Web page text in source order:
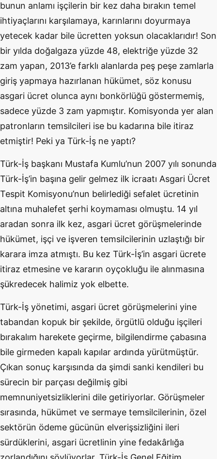
bunun anlamı işçilerin bir kez daha bırakın temel
ihtiyaçlarını karşılamaya, karınlarını doyurmaya
yetecek kadar bile ücretten yoksun olacaklarıdır! Son
bir yılda doğalgaza yüzde 48, elektriğe yüzde 32
zam yapan, 2013’e farklı alanlarda peş peşe zamlarla
giriş yapmaya hazırlanan hükümet, söz konusu
asgari ücret olunca aynı bonkörlüğü göstermemiş,
sadece yüzde 3 zam yapmıştır. Komisyonda yer alan
patronların temsilcileri ise bu kadarına bile itiraz
etmiştir! Peki ya Türk-İş ne yaptı?
Türk-İş başkanı Mustafa Kumlu’nun 2007 yılı sonunda
Türk-İş’in başına gelir gelmez ilk icraatı Asgari Ücret
Tespit Komisyonu’nun belirlediği sefalet ücretinin
altına muhalefet şerhi koymaması olmuştu. 14 yıl
aradan sonra ilk kez, asgari ücret görüşmelerinde
hükümet, işçi ve işveren temsilcilerinin uzlaştığı bir
karara imza atmıştı. Bu kez Türk-İş’in asgari ücrete
itiraz etmesine ve kararın oyçokluğu ile alınmasına
şükredecek halimiz yok elbette.
Türk-İş yönetimi, asgari ücret görüşmelerini yine
tabandan kopuk bir şekilde, örgütlü olduğu işçileri
bırakalım harekete geçirme, bilgilendirme çabasına
bile girmeden kapalı kapılar ardında yürütmüştür.
Çıkan sonuç karşısında da şimdi sanki kendileri bu
sürecin bir parçası değilmiş gibi
memnuniyetsizliklerini dile getiriyorlar. Görüşmeler
sırasında, hükümet ve sermaye temsilcilerinin, özel
sektörün ödeme gücünün elverişsizliğini ileri
sürdüklerini, asgari ücretlinin yine fedakârlığa